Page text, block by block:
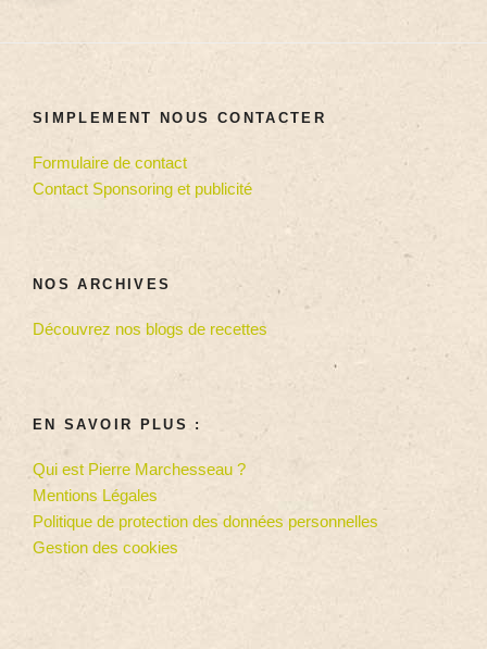
SIMPLEMENT NOUS CONTACTER
Formulaire de contact
Contact Sponsoring et publicité
NOS ARCHIVES
Découvrez nos blogs de recettes
EN SAVOIR PLUS :
Qui est Pierre Marchesseau ?
Mentions Légales
Politique de protection des données personnelles
Gestion des cookies